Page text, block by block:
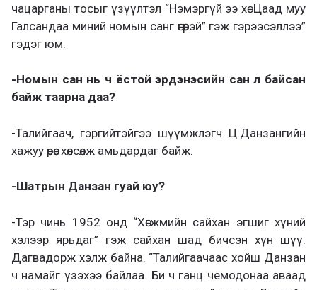
чацарганы тосыг үзүүлтэл “Нэмэргүй ээ хө. Цаад муу
Галсандаа миний номын санг өгөөрэй” гэж гэрээсэллээ”
гэдэг юм.
-Номын сан нь ч ёстой эрдэнэсийн сан л байсан
байж таарна даа?
-Талийгаач, гэргийтэйгээ шүүмжлэгч Ц.Данзангийн
хажуу өрөөг хөлсөлж амьдардаг байж.
-Шатрын Данзан гуай юу?
-Тэр чинь 1952 онд “Хөгжмийн сайхан эгшиг хүний
хэлээр ярьдаг” гэж сайхан шад бичсэн хүн шүү.
Дагвадорж хэлж байна. “Талийгаачаас хойш Данзан
ч намайг үзэхээ байлаа. Би ч ганц чемодонаа аваад